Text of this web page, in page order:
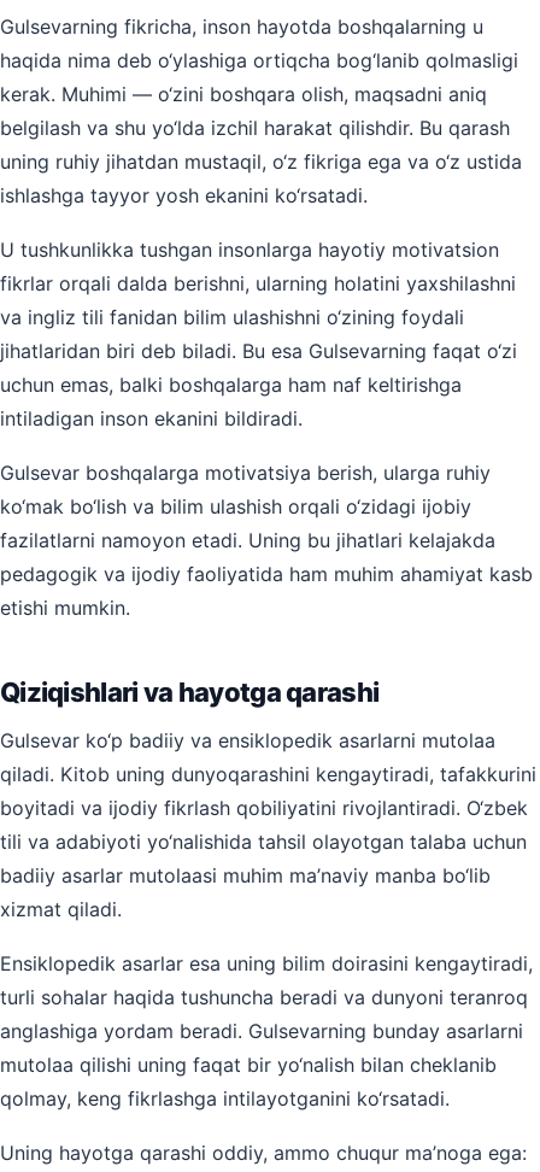
Gulsevarning fikricha, inson hayotda boshqalarning u
haqida nima deb o‘ylashiga ortiqcha bog‘lanib qolmasligi
kerak. Muhimi — o‘zini boshqara olish, maqsadni aniq
belgilash va shu yo‘lda izchil harakat qilishdir. Bu qarash
uning ruhiy jihatdan mustaqil, o‘z fikriga ega va o‘z ustida
ishlashga tayyor yosh ekanini ko‘rsatadi.
U tushkunlikka tushgan insonlarga hayotiy motivatsion
fikrlar orqali dalda berishni, ularning holatini yaxshilashni
va ingliz tili fanidan bilim ulashishni o‘zining foydali
jihatlaridan biri deb biladi. Bu esa Gulsevarning faqat o‘zi
uchun emas, balki boshqalarga ham naf keltirishga
intiladigan inson ekanini bildiradi.
Gulsevar boshqalarga motivatsiya berish, ularga ruhiy
ko‘mak bo‘lish va bilim ulashish orqali o‘zidagi ijobiy
fazilatlarni namoyon etadi. Uning bu jihatlari kelajakda
pedagogik va ijodiy faoliyatida ham muhim ahamiyat kasb
etishi mumkin.
Qiziqishlari va hayotga qarashi
Gulsevar ko‘p badiiy va ensiklopedik asarlarni mutolaa
qiladi. Kitob uning dunyoqarashini kengaytiradi, tafakkurini
boyitadi va ijodiy fikrlash qobiliyatini rivojlantiradi. O‘zbek
tili va adabiyoti yo‘nalishida tahsil olayotgan talaba uchun
badiiy asarlar mutolaasi muhim ma’naviy manba bo‘lib
xizmat qiladi.
Ensiklopedik asarlar esa uning bilim doirasini kengaytiradi,
turli sohalar haqida tushuncha beradi va dunyoni teranroq
anglashiga yordam beradi. Gulsevarning bunday asarlarni
mutolaa qilishi uning faqat bir yo‘nalish bilan cheklanib
qolmay, keng fikrlashga intilayotganini ko‘rsatadi.
Uning hayotga qarashi oddiy, ammo chuqur ma’noga ega: